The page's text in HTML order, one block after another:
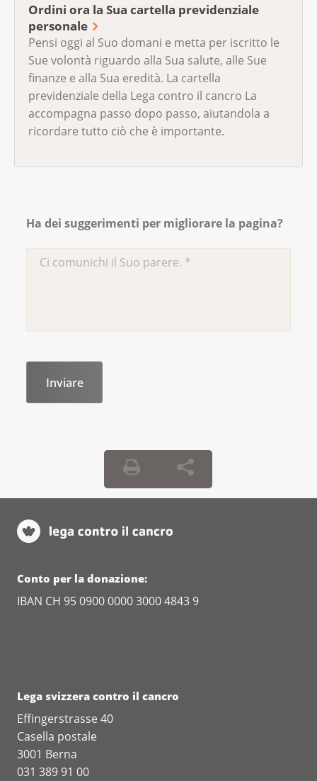
Ordini ora la Sua cartella previdenziale
personale
Pensi oggi al Suo domani e metta per iscritto le
Sue volontà riguardo alla Sua salute, alle Sue
finanze e alla Sua eredità. La cartella
previdenziale della Lega contro il cancro La
accompagna passo dopo passo, aiutandola a
ricordare tutto ciò che è importante.
Ha dei suggerimenti per migliorare la pagina?
Conto per la donazione:
IBAN CH 95 0900 0000 3000 4843 9
Lega svizzera contro il cancro
Effingerstrasse 40
Casella postale
3001 Berna
031 389 91 00